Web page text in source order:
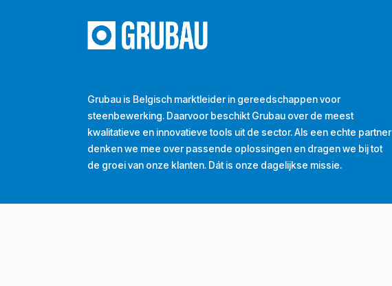
Grubau is Belgisch marktleider in gereedschappen voor
steenbewerking. Daarvoor beschikt Grubau over de meest
kwalitatieve en innovatieve tools uit de sector. Als een echte partner
denken we mee over passende oplossingen en dragen we bij tot
de groei van onze klanten. Dát is onze dagelijkse missie.